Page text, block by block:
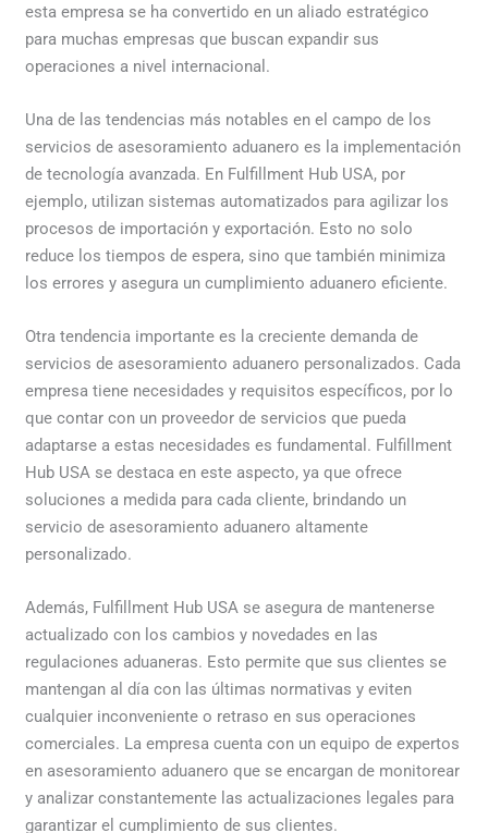
esta empresa se ha convertido en un aliado estratégico
para muchas empresas que buscan expandir sus
operaciones a nivel internacional.
Una de las tendencias más notables en el campo de los
servicios de asesoramiento aduanero es la implementación
de tecnología avanzada. En Fulfillment Hub USA, por
ejemplo, utilizan sistemas automatizados para agilizar los
procesos de importación y exportación. Esto no solo
reduce los tiempos de espera, sino que también minimiza
los errores y asegura un cumplimiento aduanero eficiente.
Otra tendencia importante es la creciente demanda de
servicios de asesoramiento aduanero personalizados. Cada
empresa tiene necesidades y requisitos específicos, por lo
que contar con un proveedor de servicios que pueda
adaptarse a estas necesidades es fundamental. Fulfillment
Hub USA se destaca en este aspecto, ya que ofrece
soluciones a medida para cada cliente, brindando un
servicio de asesoramiento aduanero altamente
personalizado.
Además, Fulfillment Hub USA se asegura de mantenerse
actualizado con los cambios y novedades en las
regulaciones aduaneras. Esto permite que sus clientes se
mantengan al día con las últimas normativas y eviten
cualquier inconveniente o retraso en sus operaciones
comerciales. La empresa cuenta con un equipo de expertos
en asesoramiento aduanero que se encargan de monitorear
y analizar constantemente las actualizaciones legales para
garantizar el cumplimiento de sus clientes.